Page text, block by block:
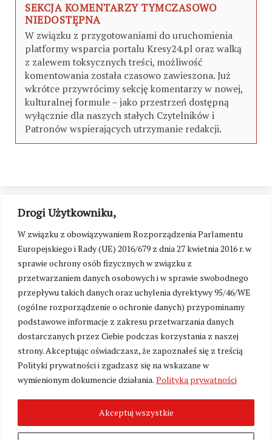
Drogi Użytkowniku,
W związku z obowiązywaniem Rozporządzenia Parlamentu
Europejskiego i Rady (UE) 2016/679 z dnia 27 kwietnia 2016 r. w
sprawie ochrony osób fizycznych w związku z
przetwarzaniem danych osobowych i w sprawie swobodnego
przepływu takich danych oraz uchylenia dyrektywy 95/46/WE
(ogólne rozporządzenie o ochronie danych) przypominamy
podstawowe informacje z zakresu przetwarzania danych
dostarczanych przez Ciebie podczas korzystania z naszej
strony. Akceptując oświadczasz, że zapoznałeś się z treścią
Polityki prywatności i zgadzasz się na wskazane w
wymienionym dokumencie działania. Polityka prywatności
Akceptuj wszystkie
SEKCJA KOMENTARZY TYMCZASOWO
NIEDOSTĘPNA
W związku z przygotowaniami do uruchomienia
platformy wsparcia portalu Kresy24.pl oraz walką
z zalewem toksycznych treści, możliwość
komentowania została czasowo zawieszona. Już
wkrótce przywrócimy sekcję komentarzy w nowej,
kulturalnej formule – jako przestrzeń dostępną
wyłącznie dla naszych stałych Czytelników i
Patronów wspierających utrzymanie redakcji.
Zmień ustawienia cookies
2026. Wszelkie Prawa Zastrzeżone.
Polityka prywatności